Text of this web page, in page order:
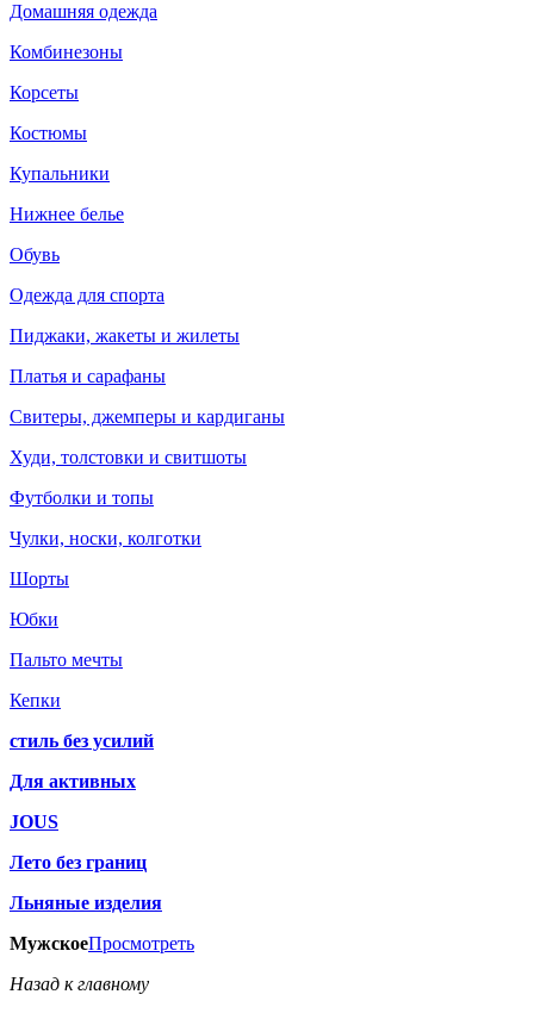
Домашняя одежда
Комбинезоны
Корсеты
Костюмы
Купальники
Нижнее белье
Обувь
Одежда для спорта
Пиджаки, жакеты и жилеты
Платья и сарафаны
Свитеры, джемперы и кардиганы
Худи, толстовки и свитшоты
Футболки и топы
Чулки, носки, колготки
Шорты
Юбки
Пальто мечты
Кепки
стиль без усилий
Для активных
JOUS
Лето без границ
Льняные изделия
МужскоеПросмотреть
Назад к главному